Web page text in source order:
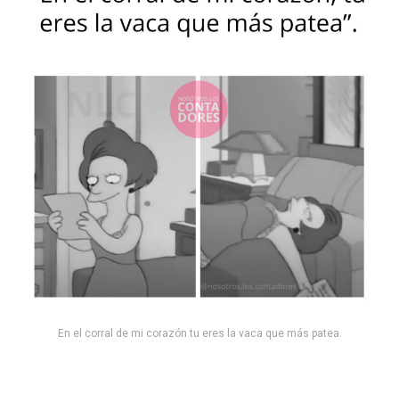
En el corral de mi corazón tu eres la vaca que más patea.